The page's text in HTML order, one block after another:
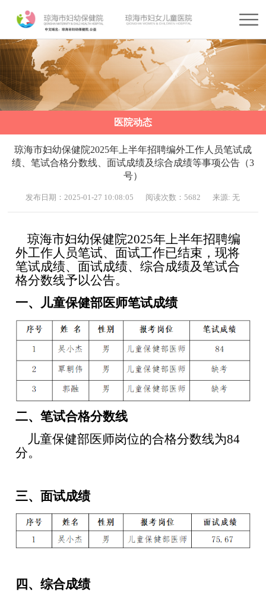
医院动态
琼海市妇幼保健院2025年上半年招聘编外工作人员笔试成
绩、笔试合格分数线、面试成绩及综合成绩等事项公告（3
号）
发布日期：2025-01-27 10:08:05 阅读次数：5682 来源: 无
琼海市妇幼保健院2025年上半年招聘编
外工作人员笔试、面试工作已结束，现将
笔试成绩、面试成绩、综合成绩及笔试合
格分数线予以公告。
一、儿童保健部医师笔试成绩
二、笔试合格分数线
儿童保健部医师岗位的合格分数线为84
分。
三、面试成绩
四、综合成绩